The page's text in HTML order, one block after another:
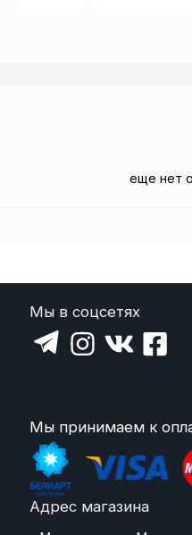
еще нет
Мы в соцсетях
Мы принимаем к
Адрес магазина